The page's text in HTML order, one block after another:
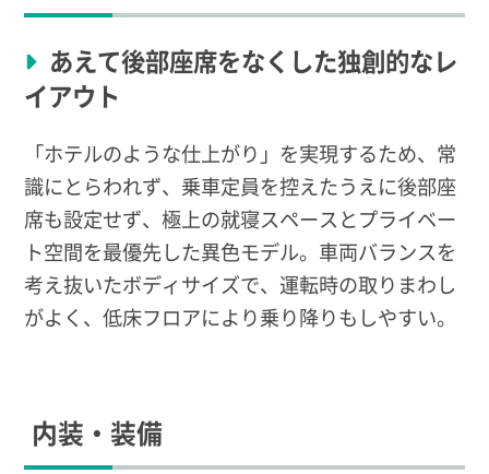
あえて後部座席をなくした独創的なレ
イアウト
「ホテルのような仕上がり」を実現するため、常
識にとらわれず、乗車定員を控えたうえに後部座
席も設定せず、極上の就寝スペースとプライベー
ト空間を最優先した異色モデル。車両バランスを
考え抜いたボディサイズで、運転時の取りまわし
がよく、低床フロアにより乗り降りもしやすい。
内装・装備